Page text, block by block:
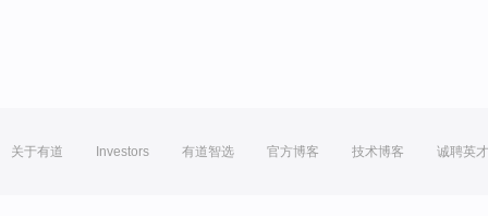
关于有道 Investors 有道智选 官方博客 技术博客 诚聘英才